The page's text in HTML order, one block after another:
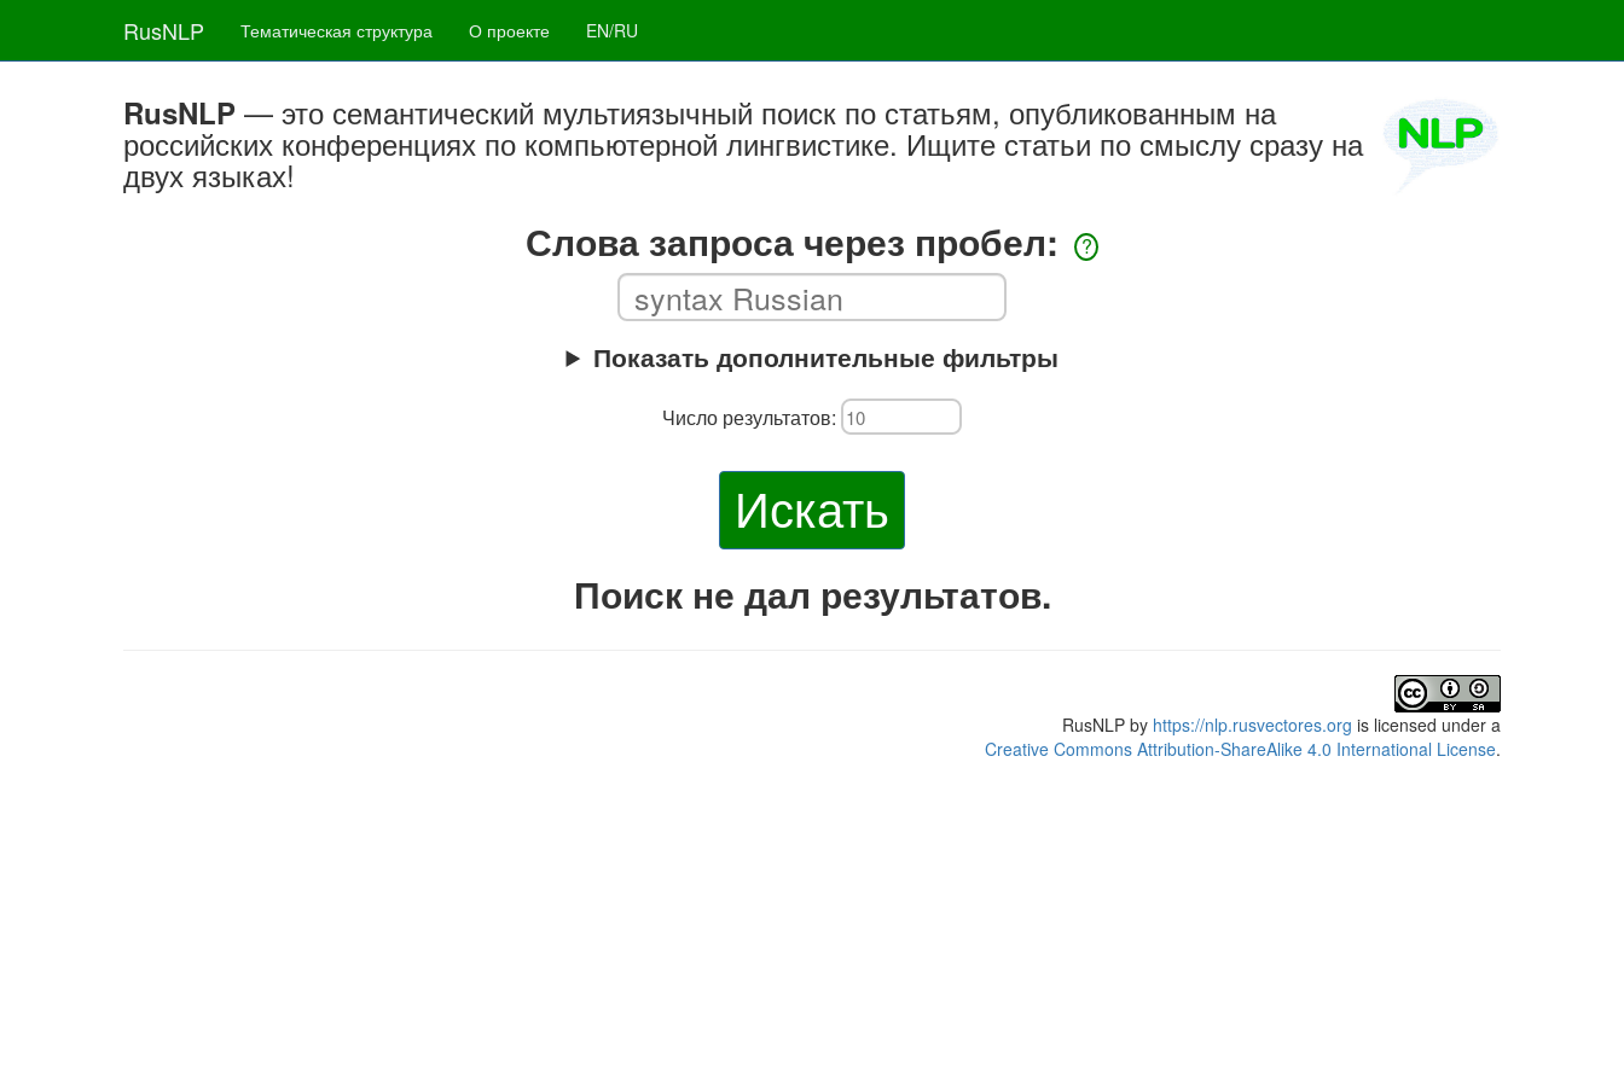
RusNLP Тематическая структура О проекте EN/RU
RusNLP — это семантический мультиязычный поиск по статьям, опубликованным на
российских конференциях по компьютерной лингвистике. Ищите статьи по смыслу сразу на
двух языках!
Слова запроса через пробел: ?
Показать дополнительные фильтры
Число результатов:
Искать
Поиск не дал результатов.
RusNLP by https://nlp.rusvectores.org is licensed under a
Creative Commons Attribution-ShareAlike 4.0 International License.